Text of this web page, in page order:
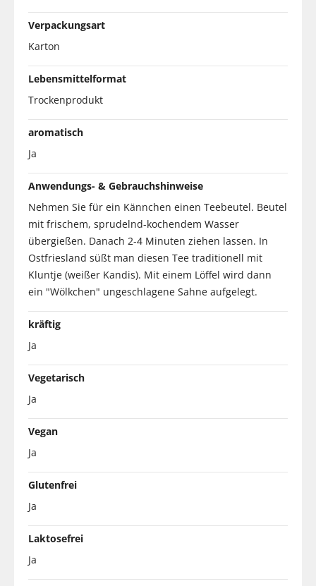
Verpackungsart
Karton
Lebensmittelformat
Trockenprodukt
aromatisch
Ja
Anwendungs- & Gebrauchshinweise
Nehmen Sie für ein Kännchen einen Teebeutel. Beutel
mit frischem, sprudelnd-kochendem Wasser
übergießen. Danach 2-4 Minuten ziehen lassen. In
Ostfriesland süßt man diesen Tee traditionell mit
Kluntje (weißer Kandis). Mit einem Löffel wird dann
ein "Wölkchen" ungeschlagene Sahne aufgelegt.
kräftig
Ja
Vegetarisch
Ja
Vegan
Ja
Glutenfrei
Ja
Laktosefrei
Ja